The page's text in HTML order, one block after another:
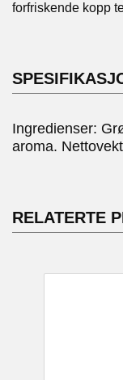
forfriskende kopp
Ingredienser:
aroma.
RELATERTE